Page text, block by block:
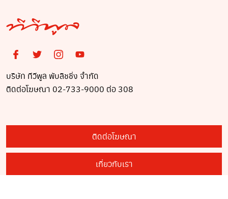
บริษัท ทีวีพูล พับลิชชิ่ง จำกัด
ติดต่อโฆษณา 02-733-9000 ต่อ 308
ติดต่อโฆษณา
เกี่ยวกับเรา